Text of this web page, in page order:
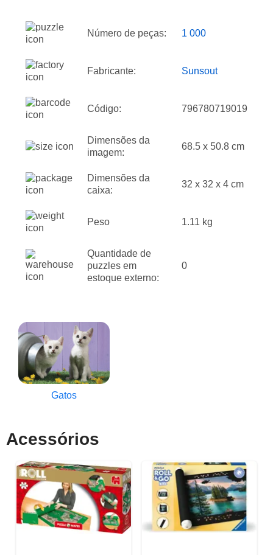
Número de peças: 1 000
Fabricante: Sunsout
Código: 796780719019
Dimensões da
imagem:
68.5 x 50.8 cm
Dimensões da
caixa:
32 x 32 x 4 cm
Peso 1.11 kg
Quantidade de
puzzles em
estoque externo:
0
Gatos
Acessórios